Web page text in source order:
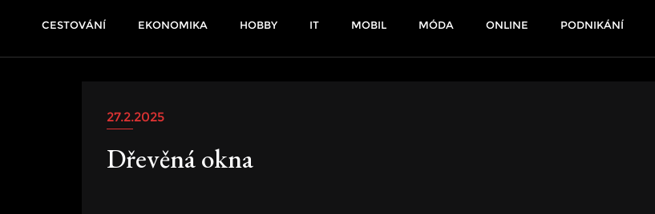
CESTOVÁNÍ EKONOMIKA HOBBY IT MOBIL MÓDA ONLINE PODNIKÁNÍ
27.2.2025
Dřevěná okna